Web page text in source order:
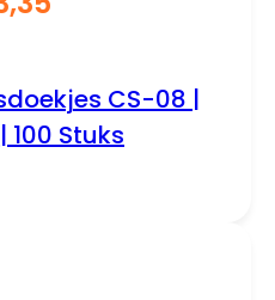
CS-08 |
100 Stuks